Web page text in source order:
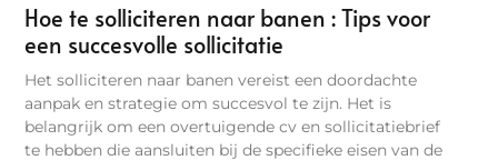
Hoe te solliciteren naar banen : Tips voor
een succesvolle sollicitatie
Het solliciteren naar banen vereist een doordachte
aanpak en strategie om succesvol te zijn. Het is
belangrijk om een overtuigende cv en sollicitatiebrief
te hebben die aansluiten bij de specifieke eisen van de